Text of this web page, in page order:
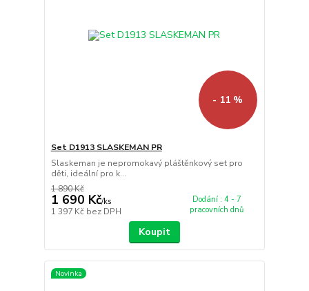
- 11 %
Set D1913 SLASKEMAN PR
Slaskeman je nepromokavý pláštěnkový set pro
děti, ideální pro k...
1 890 Kč
1 690 Kč/ks
1 397 Kč bez DPH
Dodání : 4 - 7
pracovních dnů
Koupit
Novinka